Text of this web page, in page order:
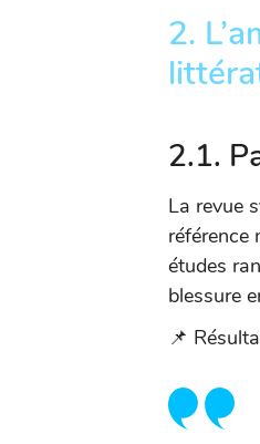
2.
2.1.
La revue
référence
études
blessure
📌